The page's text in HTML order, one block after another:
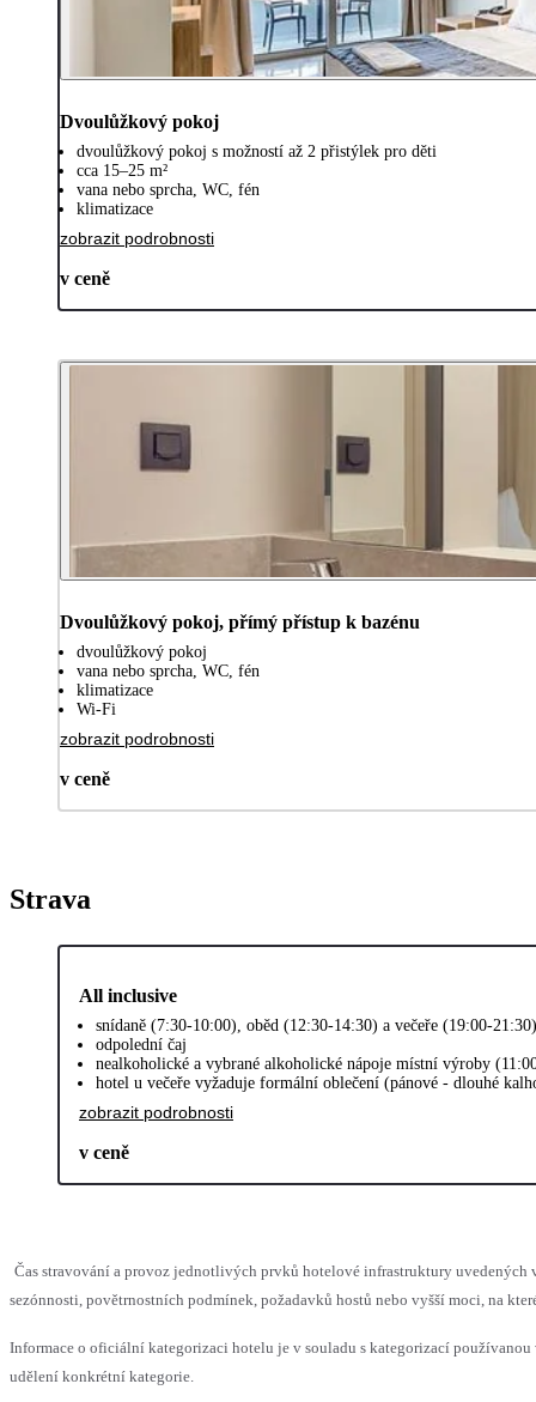
Dvoulůžkový pokoj
dvoulůžkový pokoj s možností až 2 přistýlek pro děti
cca 15–25 m²
vana nebo sprcha, WC, fén
klimatizace
zobrazit podrobnosti
v ceně
Dvoulůžkový pokoj, přímý přístup k bazénu
dvoulůžkový pokoj
vana nebo sprcha, WC, fén
klimatizace
Wi-Fi
zobrazit podrobnosti
v ceně
Strava
All inclusive
snídaně (7:30-10:00), oběd (12:30-14:30) a večeře (19:00-
odpolední čaj
nealkoholické a vybrané alkoholické nápoje místní výroby
hotel u večeře vyžaduje formální oblečení (pánové - dlouhé
zobrazit podrobnosti
v ceně
Čas stravování a provoz jednotlivých prvků hotelové infrastruktury uvedených
sezónnosti, povětrnostních podmínek, požadavků hostů nebo vyšší moci, na
Informace o oficiální kategorizaci hotelu je v souladu s kategorizací
udělení konkrétní kategorie.